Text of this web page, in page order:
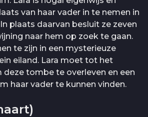
van haar vader in te nemen in
plaats daarvan besluit ze zeven
naar hem op zoek te gaan.
te zijn in een mysterieuze
eiland. Lara moet tot het
deze tombe te overleven en een
haar vader te kunnen vinden.